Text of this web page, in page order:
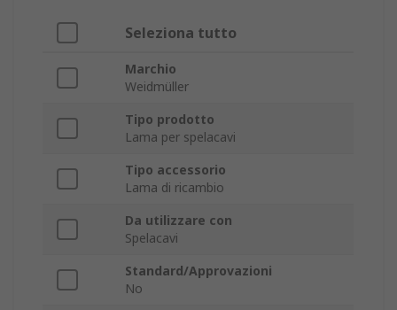
Seleziona tutto
Marchio
Weidmüller
Tipo prodotto
Lama per spelacavi
Tipo accessorio
Lama di ricambio
Da utilizzare con
Spelacavi
Standard/Approvazioni
No